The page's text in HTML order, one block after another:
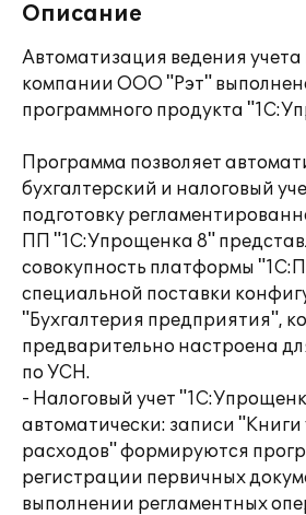
Описание
Автоматизация ведения
компании ООО "Рэт"
программного продукта
Программа позволяет
бухгалтерский и налоговый
подготовку
ПП "1С:Упрощенка 8"
совокупность платформы
специальной поставки
"Бухгалтерия предприятия",
предварительно настроена
по УСН.
- Налоговый учет
автоматически: записи "Книги
расходов" формируются
регистрации первичных
выполнении регламентных